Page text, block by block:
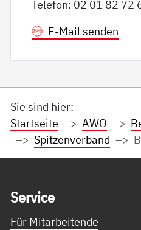
Telefon: 02 01 82 72
E-Mail senden
Sie sind hier:
Startseite
AWO
Spitzenverband
Ser­vice
Für Mitarbeitende